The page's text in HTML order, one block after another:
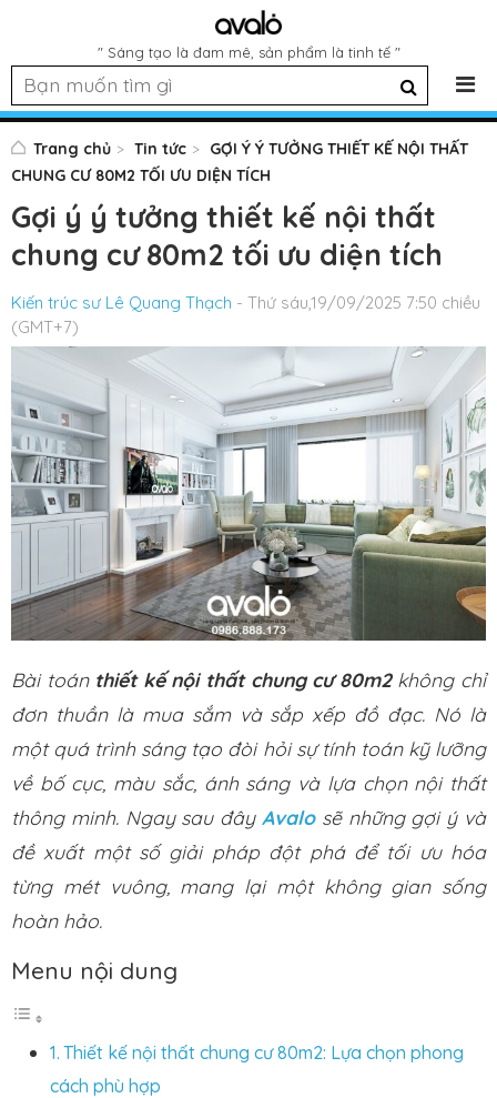
" Sáng tạo là đam mê, sản phẩm là tinh tế "
Trang chủ Tin tức
GỢI Ý Ý TƯỞNG THIẾT KẾ NỘI THẤT
CHUNG CƯ 80M2 TỐI ƯU DIỆN TÍCH
Gợi ý ý tưởng thiết kế nội thất
chung cư 80m2 tối ưu diện tích
Kiến trúc sư Lê Quang Thạch - Thứ sáu,19/09/2025 7:50 chiều
(GMT+7)
Bài toán thiết kế nội thất chung cư 80m2không chỉ
đơn thuần là mua sắm và sắp xếp đồ đạc. Nó là
một quá trình sáng tạo đòi hỏi sự tính toán kỹ lưỡng
về bố cục, màu sắc, ánh sáng và lựa chọn nội thất
thông minh. Ngay sau đây Avalosẽ những gợi ý và
đề xuất một số giải pháp đột phá để tối ưu hóa
từng mét vuông, mang lại một không gian sống
hoàn hảo.
Menu nội dung
Thiết kế nội thất chung cư 80m2: Lựa chọn phong
cách phù hợp